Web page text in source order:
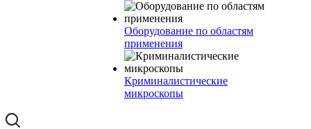
Оборудование по областям
применения
Криминалистические
микроскопы